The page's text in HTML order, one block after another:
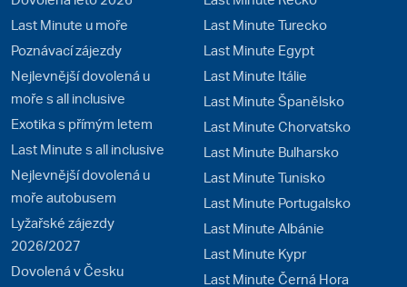
Last Minute u moře
Poznávací zájezdy
Nejlevnější dovolená u
moře s all inclusive
Exotika s přímým letem
Last Minute s all inclusive
Nejlevnější dovolená u
moře autobusem
Lyžařské zájezdy
2026/2027
Dovolená v Česku
Last Minute Turecko
Last Minute Egypt
Last Minute Itálie
Last Minute Španělsko
Last Minute Chorvatsko
Last Minute Bulharsko
Last Minute Tunisko
Last Minute Portugalsko
Last Minute Albánie
Last Minute Kypr
Last Minute Černá Hora